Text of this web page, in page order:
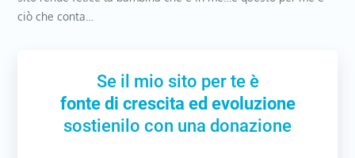
ciò che conta…
Se il mio sito per te è
fonte di crescita ed evoluzione
sostienilo con una donazione